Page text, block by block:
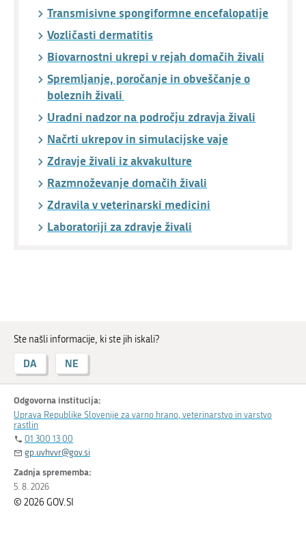
Transmisivne spongiformne encefalopatije
Vozličasti dermatitis
Biovarnostni ukrepi v rejah domačih živali
Spremljanje, poročanje in obveščanje o
boleznih živali
Uradni nadzor na področju zdravja živali
Načrti ukrepov in simulacijske vaje
Zdravje živali iz akvakulture
Razmnoževanje domačih živali
Zdravila v veterinarski medicini
Laboratoriji za zdravje živali
Ste našli informacije, ki ste jih iskali?
DA NE
Odgovorna institucija:
Uprava Republike Slovenije za varno hrano, veterinarstvo in varstvo
rastlin
01 300 13 00
gp.uvhvvr@gov.si
Zadnja sprememba:
5. 8. 2026
© 2026 GOV.SI